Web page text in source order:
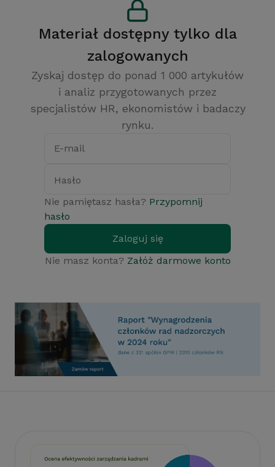
Materiał dostępny tylko dla
zalogowanych
Zyskaj dostęp do ponad 1 000 artykułów
i analiz przygotowanych przez
specjalistów HR, ekonomistów i badaczy
rynku.
E-mail
Hasło
Nie pamiętasz hasła? Przypomnij
hasło
Zaloguj się
Nie masz konta? Załóż darmowe konto